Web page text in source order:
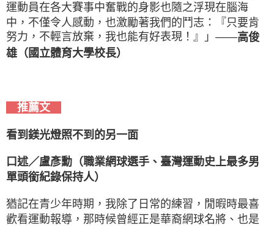
運動員在各大賽事中奮戰的身影也隨之浮現在腦海
中，不僅令人感動，也激勵著我們的鬥志：『只要肯
努力，不輕言放棄，我也能有好表現！』」――高俊
雄（國立體育大學校長）
推薦文
看到鎂光燈照不到的另一面
口述／盧彥勳（職業網球選手、臺灣運動史上最多男
單頭銜紀錄保持人）
猶記在青少年時期，我除了日常的練習，閒暇時最喜
歡看運動報導，那時候曾經正是華裔網球名將、也是